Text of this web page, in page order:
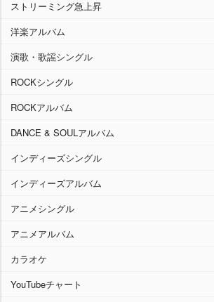
ストリーミング急上昇
洋楽アルバム
演歌・歌謡シングル
ROCKシングル
ROCKアルバム
DANCE & SOULアルバム
インディーズシングル
インディーズアルバム
アニメシングル
アニメアルバム
カラオケ
YouTubeチャート